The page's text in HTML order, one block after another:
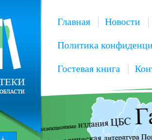
Главная Новости
Политика
Гостевая книга